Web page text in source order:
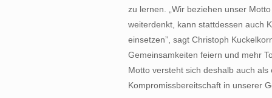
zu lernen. „Wir beziehen unser
weiterdenkt, kann stattdessen auch
einsetzen”, sagt Christoph
Gemeinsamkeiten feiern und mehr
Motto versteht sich deshalb auch
Kompromissbereitschaft in unserer